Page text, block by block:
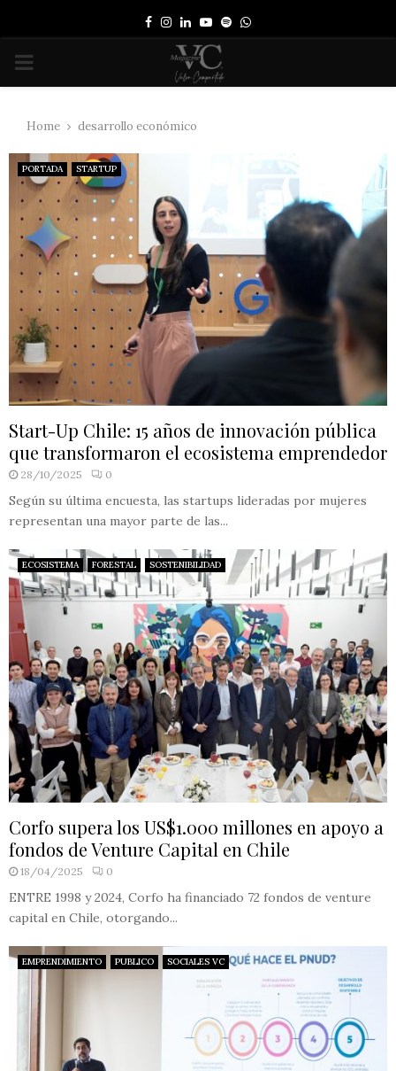
Facebook
Instagram
LinkedinYoutube
SpotifyWhatsapp
PRIMARY
Home desarrollo económico
PORTADA STARTUP
Start-Up Chile: 15 años de innovación pública
que transformaron el ecosistema emprendedor
28/10/2025 0
Según su última encuesta, las startups lideradas por mujeres
representan una mayor parte de las...
ECOSISTEMA FORESTAL SOSTENIBILIDAD
Corfo supera los US$1.000 millones en apoyo a
fondos de Venture Capital en Chile
18/04/2025 0
ENTRE 1998 y 2024, Corfo ha financiado 72 fondos de venture
capital en Chile, otorgando...
EMPRENDIMIENTO PUBLICO SOCIALES VC